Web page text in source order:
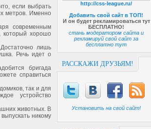
http://css-league.ru/
Добавить свой сайт в ТОП!
И он будет рекламироваться тут
БЕСПЛАТНО!
стань модератором сайта и
рекламируй свой сайт за
бесплатно тут
РАССКАЖИ ДРУЗЬЯМ!
Установить на свой сайт!
если выбрать
метров. Именно
современным
который хорошо
лишь
Речь идет о
бригада
справиться
так и для
устройство
животных. В
никому